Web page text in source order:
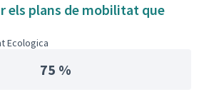
els plans de mobilitat que
Ecologica
75 %